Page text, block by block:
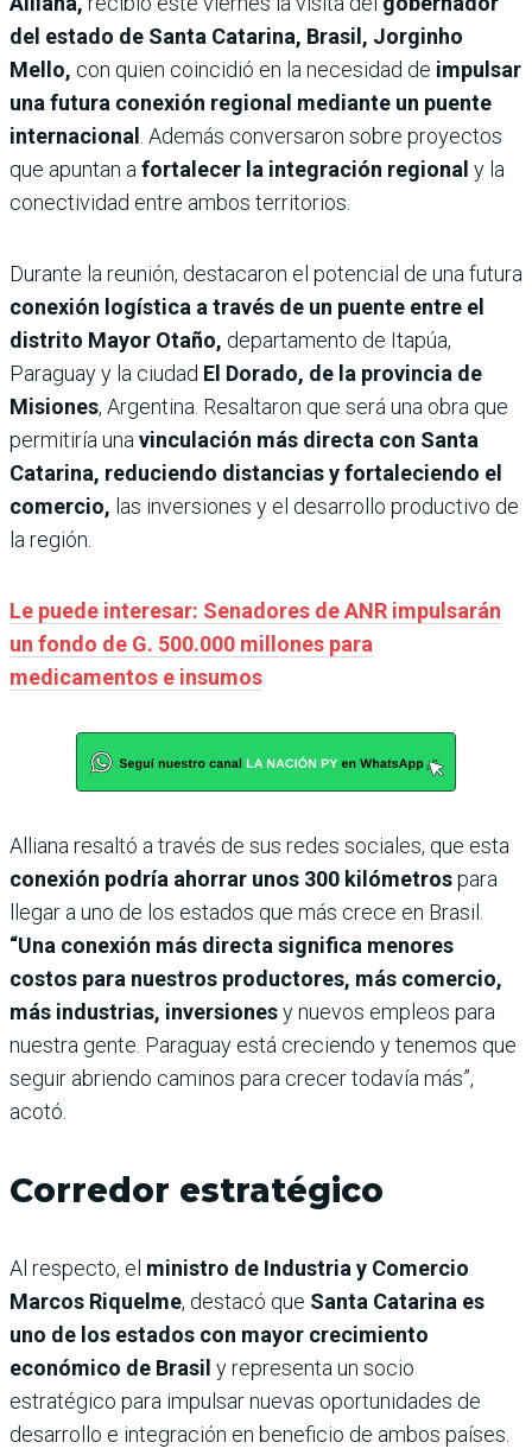
del estado de Santa Catarina, Brasil, Jorginho
Mello, con quien coincidió en la necesidad de impulsar
una futura conexión regional mediante un puente
internacional . Además conversaron sobre proyectos
que apuntan afortalecer la integración regional y la
conectividad entre ambos territorios.
Durante la reunión, destacaron el potencial de una futura
conexión logística a través de un puente entre el
distrito Mayor Otaño, departamento de Itapúa,
Paraguay y la ciudad El Dorado, de la provincia de
Misiones, Argentina. Resaltaron que será una obra que
permitiría unavinculación más directa con Santa
Catarina, reduciendo distancias y fortaleciendo el
comercio, las inversiones y el desarrollo productivo de
la región.
Le puede interesar: Senadores de ANR impulsarán
un fondo de G. 500.000 millones para
medicamentos e insumos
Alliana resaltó a través de sus redes sociales, que esta
conexión podría ahorrar unos 300 kilómetrospara
llegar a uno de los estados que más crece en Brasil.
“Una conexión más directa significa menores
costos para nuestros productores, más comercio,
más industrias, inversionesy nuevos empleos para
nuestra gente. Paraguay está creciendo y tenemos que
seguir abriendo caminos para crecer todavía más”,
acotó.
Corredor estratégico
Al respecto, el ministro de Industria y Comercio
Marcos Riquelme, destacó que Santa Catarina es
uno de los estados con mayor crecimiento
económico de Brasil y representa un socio
estratégico para impulsar nuevas oportunidades de
desarrollo e integración en beneficio de ambos países.